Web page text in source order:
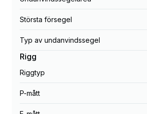
Största försegel
Typ av undanvindssegel
Rigg
Riggtyp
P-mått